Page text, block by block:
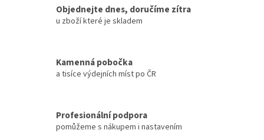
Objednejte dnes, doručíme zítra
u zboží které je skladem
Kamenná pobočka
a tisíce výdejních míst po ČR
Profesionální podpora
pomůžeme s nákupem i nastavením